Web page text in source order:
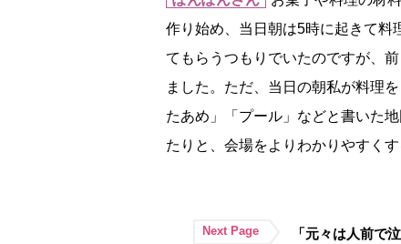
作り始め、当日朝は5時に起きて料
てもらうつもりでいたのですが、
ました。ただ、当日の朝私が料理
たあめ」「プール」などと書いた
たりと、会場をよりわかりやすく
Next Page 「元々は人前で